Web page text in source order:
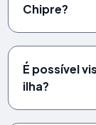
Chipre?
É possível
ilha?